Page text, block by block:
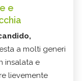
e
a molti generi
insalata e
lievemente